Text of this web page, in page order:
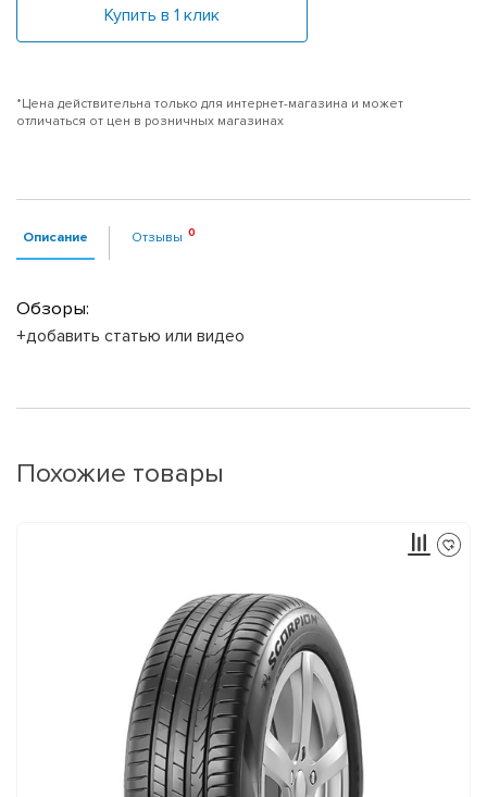
Купить в 1 клик
*Цена действительна только для интернет-магазина и может
отличаться от цен в розничных магазинах
Описание Отзывы
Обзоры:
+добавить статью или видео
Похожие товары